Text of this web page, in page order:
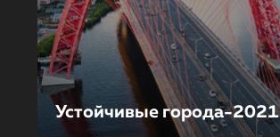
Устойчивые города-2021